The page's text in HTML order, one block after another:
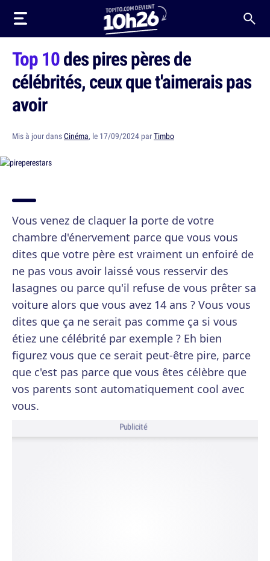
Top 10des pires pères de
célébrités, ceux que t'aimerais pas
avoir
Mis à jour dansCinéma, le 17/09/2024 parTimbo
Vous venez de claquer la porte de votre
chambre d'énervement parce que vous vous
dites que votre père est vraiment un enfoiré de
ne pas vous avoir laissé vous resservir des
lasagnes ou parce qu'il refuse de vous prêter sa
voiture alors que vous avez 14 ans ? Vous vous
dites que ça ne serait pas comme ça si vous
étiez une célébrité par exemple ? Eh bien
figurez vous que ce serait peut-être pire, parce
que c'est pas parce que vous êtes célèbre que
vos parents sont automatiquement cool avec
vous.
Publicité